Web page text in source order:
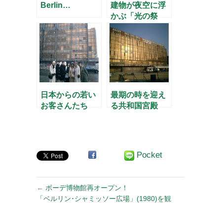
Berlin…
建物が夜空に浮
かぶ「光の祭
典」
日本からの若い
お客さんたち
最期の時を迎え
る共和国宮殿
Pocket
← ボーデ博物館再オープン！
「ベルリン･シャミッソー広場」(1980)を観